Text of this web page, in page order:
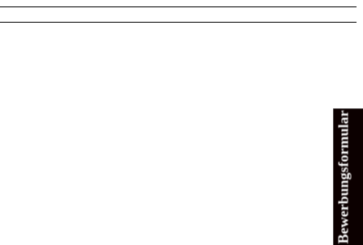
Bewerbungsformular